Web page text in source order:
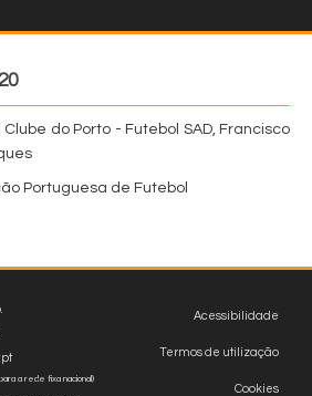
Clube do Porto - Futebol SAD, Francisco
Portuguesa de Futebol
Acessibilidade
Termos de utilização
Cookies
a rede fixa nacional)